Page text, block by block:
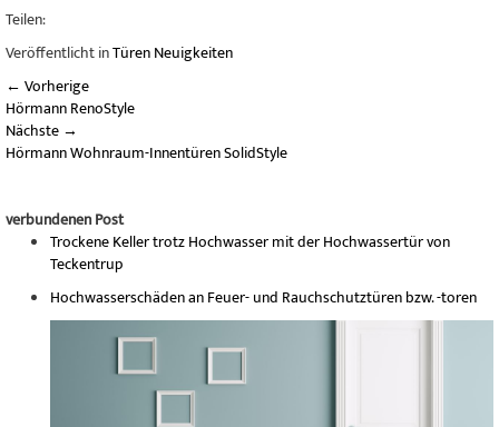
Teilen:
Veröffentlicht inTüren Neuigkeiten
← Vorherige
Hörmann RenoStyle
Nächste →
Hörmann Wohnraum-Innentüren SolidStyle
verbundenen Post
Trockene Keller trotz Hochwasser mit der Hochwassertür von
Teckentrup
Hochwasserschäden an Feuer- und Rauchschutztüren bzw. -toren